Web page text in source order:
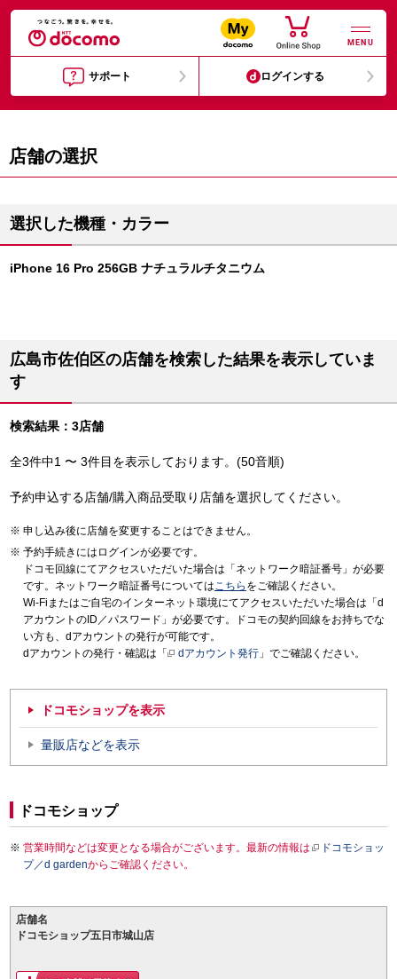
MENU
サポート ログインする
店舗の選択
選択した機種・カラー
iPhone 16 Pro 256GB ナチュラルチタニウム
広島市佐伯区の店舗を検索した結果を表示していま
す
検索結果：3店舗
全3件中1 〜 3件目を表示しております。(50音順)
予約申込する店舗/購入商品受取り店舗を選択してください。
申し込み後に店舗を変更することはできません。
予約手続きにはログインが必要です。
ドコモ回線にてアクセスいただいた場合は「ネットワーク暗証番号」が必要
です。ネットワーク暗証番号についてはこちら をご確認ください。
Wi-Fiまたはご自宅のインターネット環境にてアクセスいただいた場合は「d
アカウントのID／パスワード」が必要です。ドコモの契約回線をお持ちでな
い方も、dアカウントの発行が可能です。
dアカウントの発行・確認は「
dアカウント発行 」でご確認ください。
ドコモショップを表示
量販店などを表示
ドコモショップ
営業時間などは変更となる場合がございます。最新の情報は
ドコモショッ
プ／d gardenからご確認ください。
店舗名
ドコモショップ五日市城山店